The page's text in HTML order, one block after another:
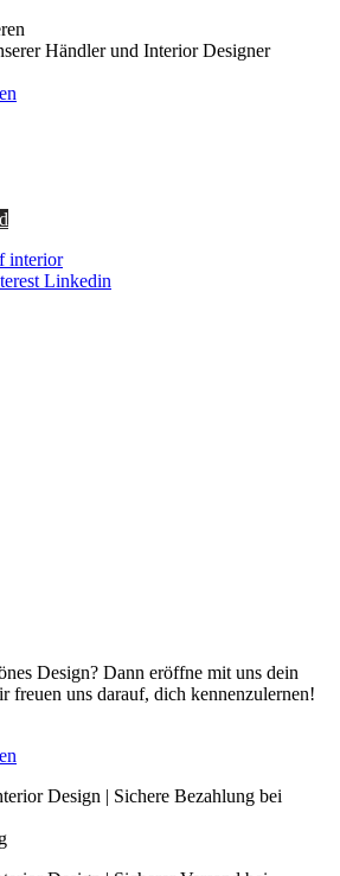
Händler und Interior Designer
Linkedin
Design? Dann eröffne mit uns dein
freuen uns darauf, dich kennenzulernen!